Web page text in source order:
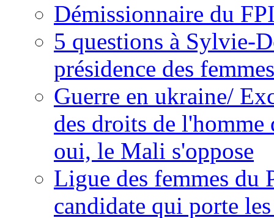
Démissionnaire du
5 questions à Sylvie-
présidence des
Guerre en ukraine/
des droits de
oui, le Mali s'oppose
Ligue des femmes du
candidate qui porte